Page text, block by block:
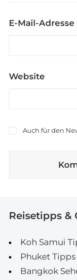
E-Mail-Adresse
Website
Auch für den
Reisetipps &
Koh Samui
Phuket Tipps
Bangkok